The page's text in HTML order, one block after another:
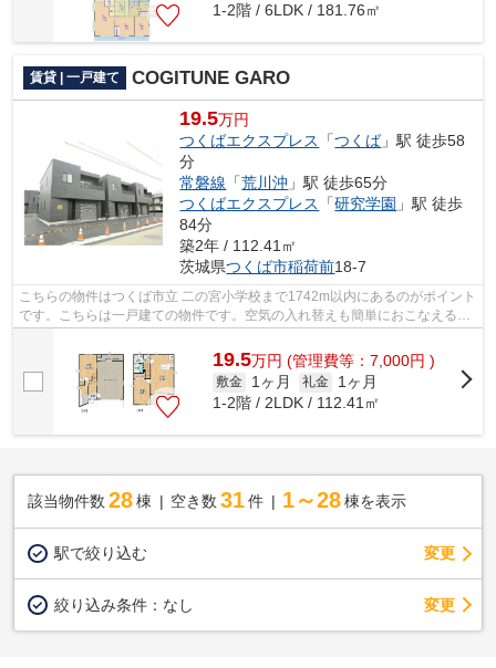
1-2階 / 6LDK / 181.76㎡
賃貸 | 一戸建て COGITUNE GARO
19.5万円
つくばエクスプレス
「つくば」駅 徒歩58
分
常磐線 「荒川沖 」駅 徒歩65分
つくばエクスプレス
「研究学園 」駅 徒歩
84分
築2年 / 112.41㎡
茨城県つくば市稲荷前18-7
こちらの物件はつくば市立 二の宮小学校まで1742m以内にあるのがポイント
です。こちらは一戸建ての物件です。空気の入れ替えも簡単におこなえる通
風良好の物件です。景色を眺めること...
19.5万円 (管理費等：7,000円 )
敷金 1ヶ月 礼金
1ヶ月
1-2階 / 2LDK / 112.41㎡
該当物件数 28棟 空き数 31 件 1～28 棟を表示
駅で絞り込む 変更
絞り込み条件： なし 変更